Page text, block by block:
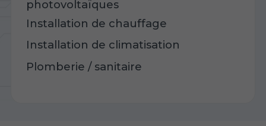
photovoltaïques
Installation de chauffage
Installation de climatisation
Plomberie / sanitaire